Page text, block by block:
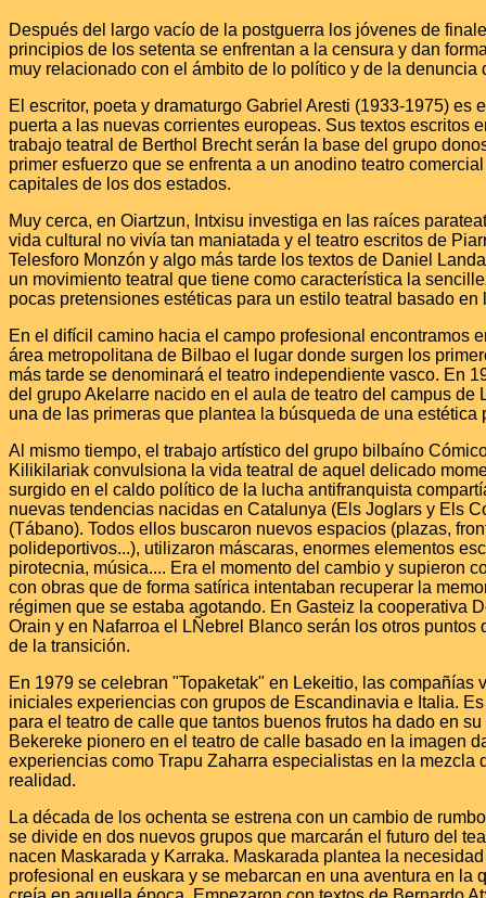
Después del largo vacío de la postguerra los jóvenes de
principios de los setenta se enfrentan a la censura y dan
muy relacionado con el ámbito de lo político y de la denuncia
El escritor, poeta y dramaturgo Gabriel Aresti (1933-1975) es
puerta a las nuevas corrientes europeas. Sus textos escritos
trabajo teatral de Berthol Brecht serán la base del grupo
primer esfuerzo que se enfrenta a un anodino teatro
capitales de los dos estados.
Muy cerca, en Oiartzun, Intxisu investiga en las raíces
vida cultural no vivía tan maniatada y el teatro escritos de
Telesforo Monzón y algo más tarde los textos de Daniel
un movimiento teatral que tiene como característica la
pocas pretensiones estéticas para un estilo teatral basado en
En el difícil camino hacia el campo profesional encontramos
área metropolitana de Bilbao el lugar donde surgen los
más tarde se denominará el teatro independiente vasco. En
del grupo Akelarre nacido en el aula de teatro del campus de
una de las primeras que plantea la búsqueda de una estética
Al mismo tiempo, el trabajo artístico del grupo bilbaíno
Kilikilariak convulsiona la vida teatral de aquel delicado
surgido en el caldo político de la lucha antifranquista
nuevas tendencias nacidas en Catalunya (Els Joglars y Els
(Tábano). Todos ellos buscaron nuevos espacios (plazas,
polideportivos...), utilizaron máscaras, enormes elementos
pirotecnia, música.... Era el momento del cambio y supieron
con obras que de forma satírica intentaban recuperar la
régimen que se estaba agotando. En Gasteiz la cooperativa
Orain y en Nafarroa el LÑebrel Blanco serán los otros puntos
de la transición.
En 1979 se celebran "Topaketak" en Lekeitio, las compañías
iniciales experiencias con grupos de Escandinavia e Italia.
para el teatro de calle que tantos buenos frutos ha dado en
Bekereke pionero en el teatro de calle basado en la imagen
experiencias como Trapu Zaharra especialistas en la mezcla
realidad.
La década de los ochenta se estrena con un cambio de
se divide en dos nuevos grupos que marcarán el futuro del
nacen Maskarada y Karraka. Maskarada plantea la
profesional en euskara y se mebarcan en una aventura en la